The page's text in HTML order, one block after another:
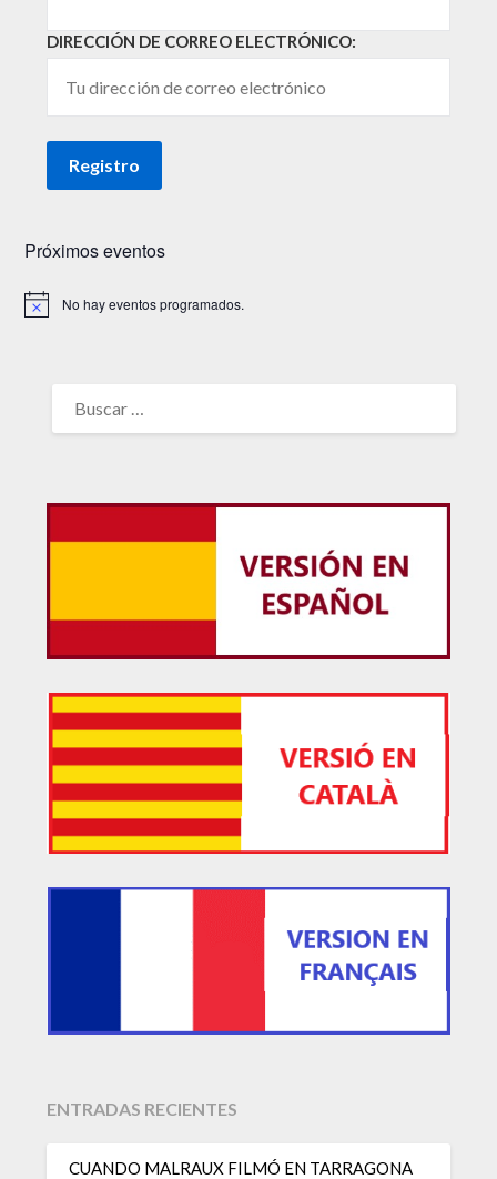
DIRECCIÓN DE CORREO ELECTRÓNICO:
Próximos eventos
Aviso No hay eventos programados.
ENTRADAS RECIENTES
CUANDO MALRAUX FILMÓ EN TARRAGONA